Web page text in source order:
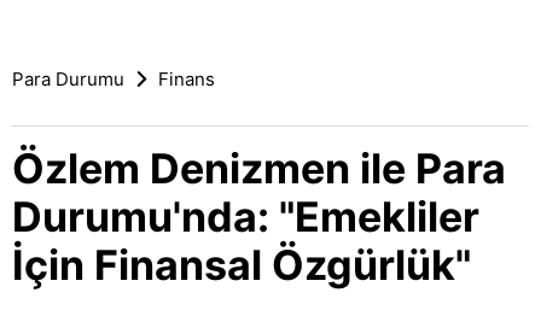
Para Durumu Finans
Özlem Denizmen ile Para
Durumu'nda: "Emekliler
İçin Finansal Özgürlük"